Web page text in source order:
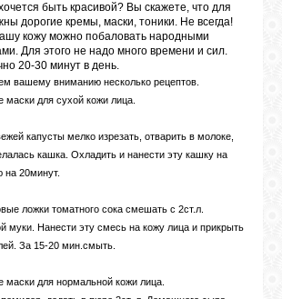
быть красивой? Вы скажете, что для
дорогие кремы, маски, тоники. Не всегда!
кожу можно побаловать народными
Для этого не надо много времени и сил.
20-30 минут в день.
вашему вниманию несколько рецептов.
маски для сухой кожи лица.
капусты мелко изрезать, отварить в молоке,
кашка. Охладить и нанести эту кашку на
на 20минут.
ложки томатного сока смешать с 2ст.л.
муки. Нанести эту смесь на кожу лица и прикрыть
За 15-20 мин.смыть.
маски для нормальной кожи лица.